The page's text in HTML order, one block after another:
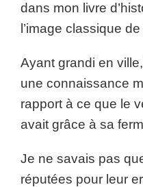
dans mon livre
l’image classique
Ayant grandi en
une connaissance
rapport à ce que le
avait grâce à sa
Je ne savais pas
réputées pour leur